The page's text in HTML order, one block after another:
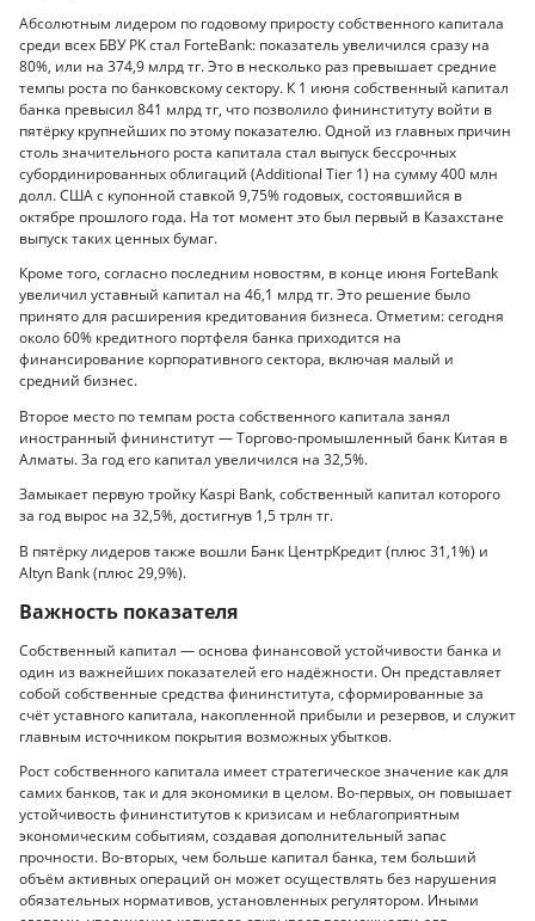
Абсолютным лидером по годовому приросту собственного капитала
среди всех БВУ РК стал ForteBank: показатель увеличился сразу на
80%, или на 374,9 млрд тг. Это в несколько раз превышает средние
темпы роста по банковскому сектору. К 1 июня собственный капитал
банка превысил 841 млрд тг, что позволило фининституту войти в
пятёрку крупнейших по этому показателю. Одной из главных причин
столь значительного роста капитала стал выпуск бессрочных
субординированных облигаций (Additional Tier 1) на сумму 400 млн
долл. США с купонной ставкой 9,75% годовых, состоявшийся в
октябре прошлого года. На тот момент это был первый в Казахстане
выпуск таких ценных бумаг.
Кроме того, согласно последним новостям, в конце июня ForteBank
увеличил уставный капитал на 46,1 млрд тг. Это решение было
принято для расширения кредитования бизнеса. Отметим: сегодня
около 60% кредитного портфеля банка приходится на
финансирование корпоративного сектора, включая малый и
средний бизнес.
Второе место по темпам роста собственного капитала занял
иностранный фининститут — Торгово-промышленный банк Китая в
Алматы. За год его капитал увеличился на 32,5%.
Замыкает первую тройку Kaspi Bank, собственный капитал которого
за год вырос на 32,5%, достигнув 1,5 трлн тг.
В пятёрку лидеров также вошли Банк ЦентрКредит (плюс 31,1%) и
Altyn Bank (плюс 29,9%).
Важность показателя
Собственный капитал — основа финансовой устойчивости банка и
один из важнейших показателей его надёжности. Он представляет
собой собственные средства фининститута, сформированные за
счёт уставного капитала, накопленной прибыли и резервов, и служит
главным источником покрытия возможных убытков.
Рост собственного капитала имеет стратегическое значение как для
самих банков, так и для экономики в целом. Во-первых, он повышает
устойчивость фининститутов к кризисам и неблагоприятным
экономическим событиям, создавая дополнительный запас
прочности. Во-вторых, чем больше капитал банка, тем больший
объём активных операций он может осуществлять без нарушения
обязательных нормативов, установленных регулятором. Иными